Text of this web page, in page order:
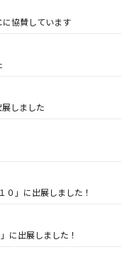
協賛しています
しました
０」に出展しました！
に出展しました！